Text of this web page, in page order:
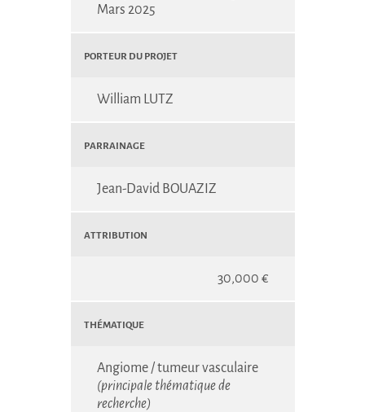
Mars 2025
Porteur du projet
William LUTZ
Parrainage
Jean-David BOUAZIZ
Attribution
30,000 €
Thématique
Angiome / tumeur vasculaire
(principale thématique de
recherche)